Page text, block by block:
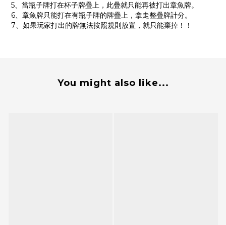
5、當瓶子牌打在杯子牌疊上，此疊就只能再被打出章魚牌。
6、章魚牌只能打在有瓶子牌的牌疊上，拿走整疊牌計分。
7、如果玩家打出的牌無法按照規則放置，就只能棄掉！！
You might also like...